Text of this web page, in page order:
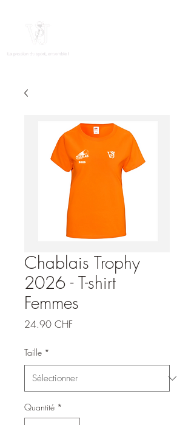
Chablais Trophy
2026 - T-shirt
Femmes
24.90 CHFPrix
Taille *
Quantité *